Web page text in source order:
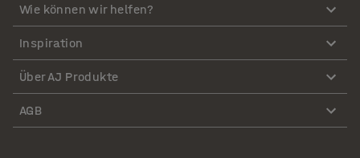
Wie können wir helfen?
Inspiration
Über AJ Produkte
AGB